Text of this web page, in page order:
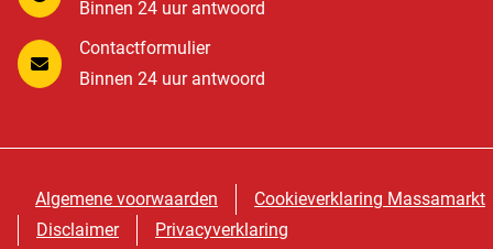
Binnen 24 uur antwoord
Contactformulier
Binnen 24 uur antwoord
Algemene voorwaarden
Cookieverklaring Massamarkt
Disclaimer
Privacyverklaring